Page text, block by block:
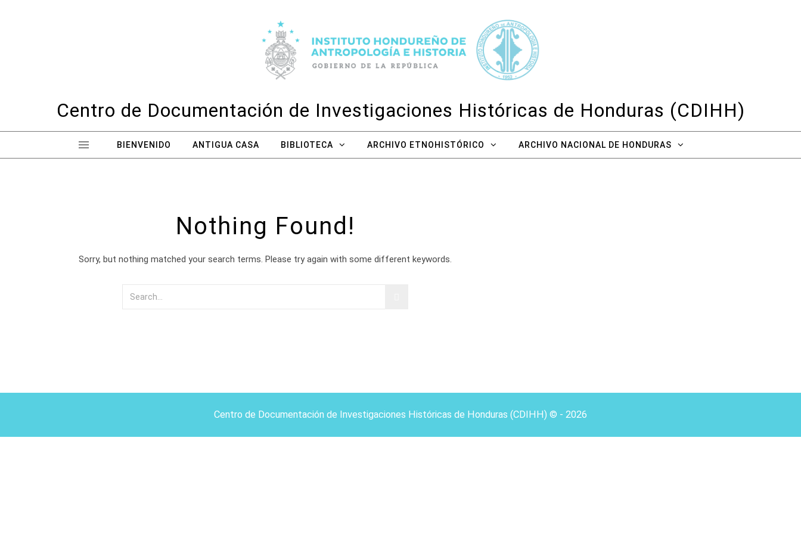
Centro de Documentación de Investigaciones Históricas de Honduras (CDIHH)
BIENVENIDO ANTIGUA CASA BIBLIOTECA ARCHIVO ETNOHISTÓRICO ARCHIVO NACIONAL DE HONDURAS
Nothing Found!
Sorry, but nothing matched your search terms. Please try again with some different keywords.
Centro de Documentación de Investigaciones Históricas de Honduras (CDIHH) © - 2026